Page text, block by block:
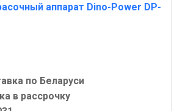
аппарат Dino-Power DP-
по Беларуси
в рассрочку